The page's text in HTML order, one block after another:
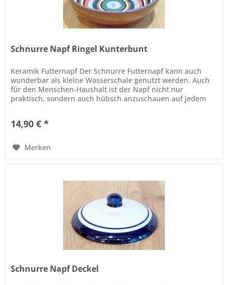
Schnurre Napf Ringel Kunterbunt
Keramik Futternapf Der Schnurre Futternapf kann auch
wunderbar als kleine Wasserschale genutzt werden. Auch
für den Menschen-Haushalt ist der Napf nicht nur
praktisch, sondern auch hübsch anzuschauen auf jedem
14,90 € *
Merken
Schnurre Napf Deckel